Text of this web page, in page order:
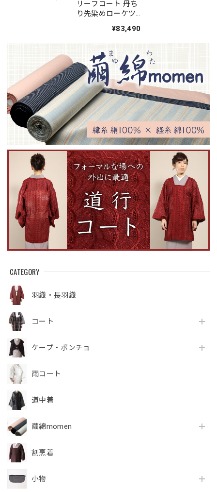
CATEGORY
羽織・長羽織
コート
ケープ・ポンチョ
雨コート
道中着
繭綿momen
割烹着
小物
リーフコート 丹ち
り先染めローケツ
¥83,490